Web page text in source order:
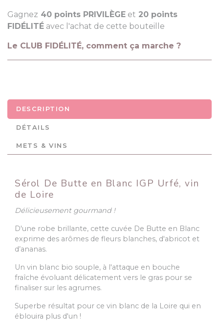
Gagnez 40 points PRIVILÈGE et 20 points
FIDÉLITÉ avec l'achat de cette bouteille
Le CLUB FIDÉLITÉ, comment ça marche ?
DESCRIPTION
DÉTAILS
METS & VINS
Sérol De Butte en Blanc IGP Urfé, vin
de Loire
Délicieusement gourmand !
D'une robe brillante, cette cuvée De Butte en Blanc
exprime des arômes de fleurs blanches, d'abricot et
d’ananas.
Un vin blanc bio souple, à l'attaque en bouche
fraîche évoluant délicatement vers le gras pour se
finaliser sur les agrumes.
Superbe résultat pour ce vin blanc de la Loire qui en
éblouira plus d'un !